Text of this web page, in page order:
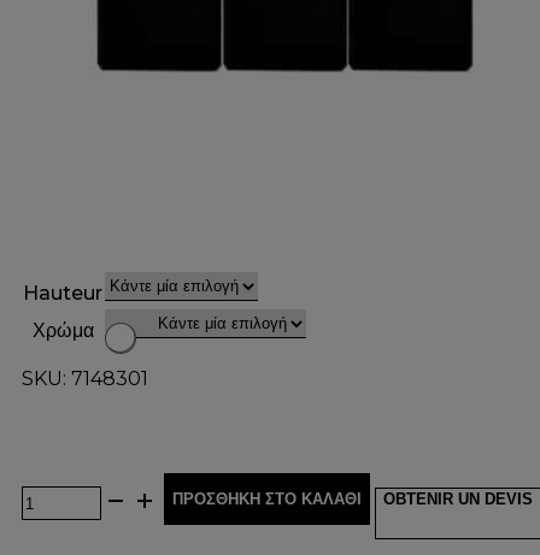
Hauteur
Χρώμα
SKU: 7148301
ΠΡΟΣΘΉΚΗ ΣΤΟ ΚΑΛΆΘΙ OBTENIR UN DEVIS